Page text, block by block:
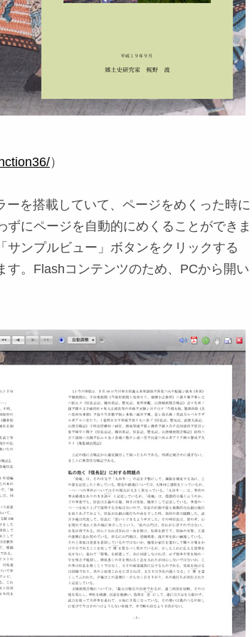
）
を搭載していて、ページをめくった時に
にページを自動的にめくることができま
ンプルビュー」ボタンをクリックする
す。Flashコンテンツのため、PCから開い